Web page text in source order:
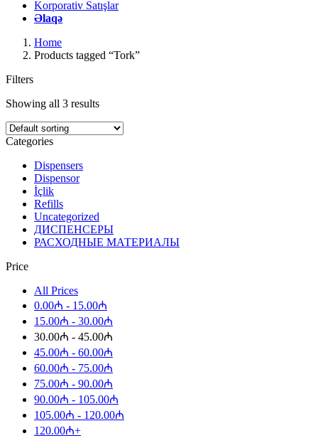
Korporativ Satışlar
Əlaqə
Home
Products tagged “Tork”
Filters
Showing all 3 results
Categories
Dispensers
Dispensor
İçlik
Refills
Uncategorized
ДИСПЕНСЕРЫ
РАСХОДНЫЕ МАТЕРИАЛЫ
Price
All Prices
0.00₼ - 15.00₼
15.00₼ - 30.00₼
30.00₼ - 45.00₼
45.00₼ - 60.00₼
60.00₼ - 75.00₼
75.00₼ - 90.00₼
90.00₼ - 105.00₼
105.00₼ - 120.00₼
120.00₼+